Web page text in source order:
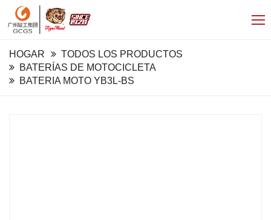
HOGAR
TODOS LOS PRODUCTOS
BATERÍAS DE MOTOCICLETA
BATERIA MOTO YB3L-BS